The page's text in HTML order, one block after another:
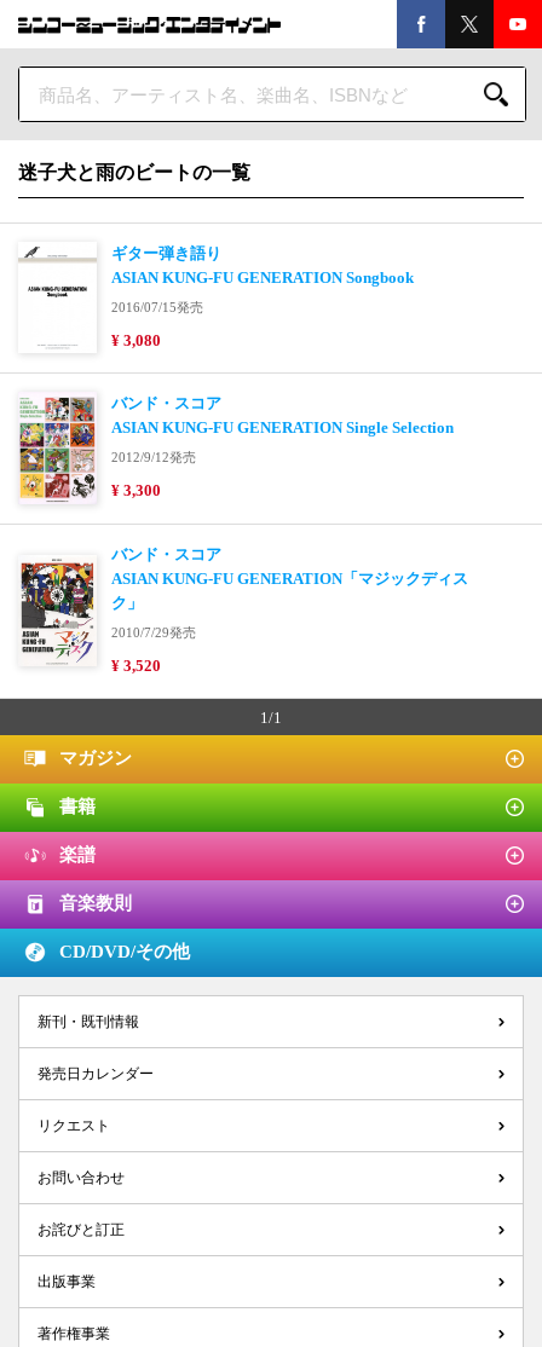
迷子犬と雨のビートの一覧
ギター弾き語り
ASIAN KUNG-FU GENERATION Songbook
2016/07/15発売
¥ 3,080
バンド・スコア
ASIAN KUNG-FU GENERATION Single Selection
2012/9/12発売
¥ 3,300
バンド・スコア
ASIAN KUNG-FU GENERATION「マジックディス
ク」
2010/7/29発売
¥ 3,520
1/1
マガジン
書籍
楽譜
音楽教則
CD/DVD/その他
新刊・既刊情報
発売日カレンダー
リクエスト
お問い合わせ
お詫びと訂正
出版事業
著作権事業